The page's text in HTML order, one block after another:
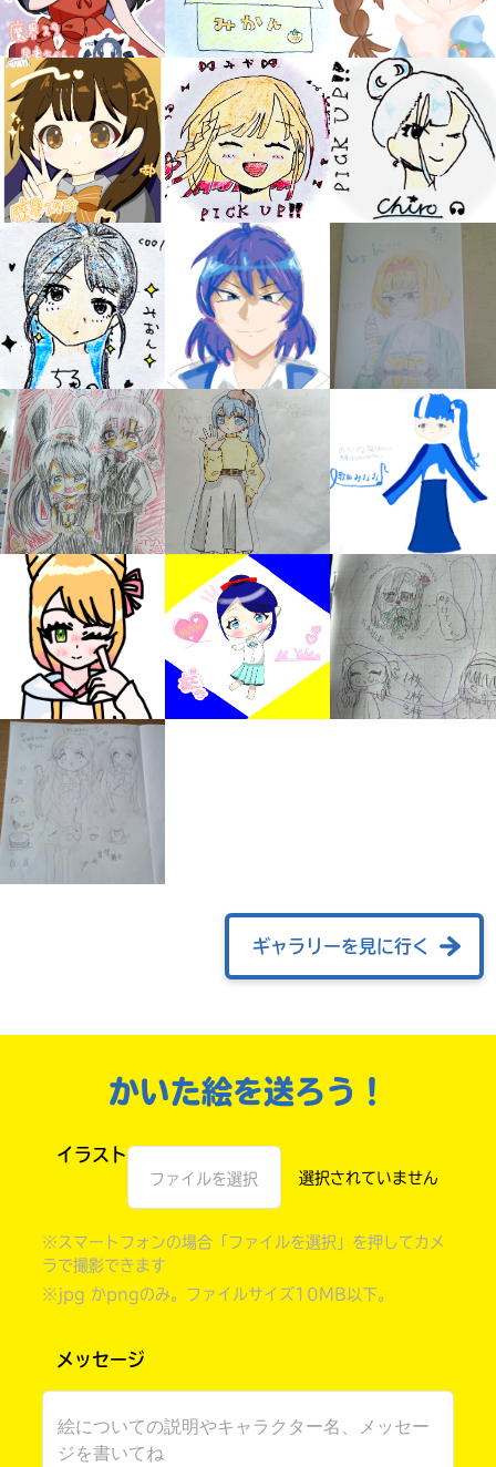
大人気
シリーズに
出会える
キミノラジオ配信中！
いろんな動画が
見られる
ギャラリー
ギャラリーを見に行く
かいた絵を送ろう！
イラスト
ファイルを選択
※スマートフォンの場合「ファイルを選択」を押してカメ
ラで撮影できます
※jpg かpngのみ。ファイルサイズ10MB以下。
メッセージ